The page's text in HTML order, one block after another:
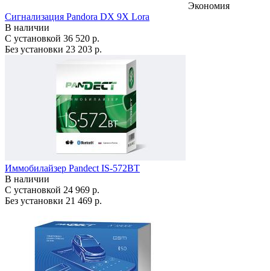
Экономия
Сигнализация Pandora DX 9X Lora
В наличии
С установкой 36 520 р.
Без установки 23 203 р.
Иммобилайзер Pandect IS-572BT
В наличии
С установкой 24 969 р.
Без установки 21 469 р.